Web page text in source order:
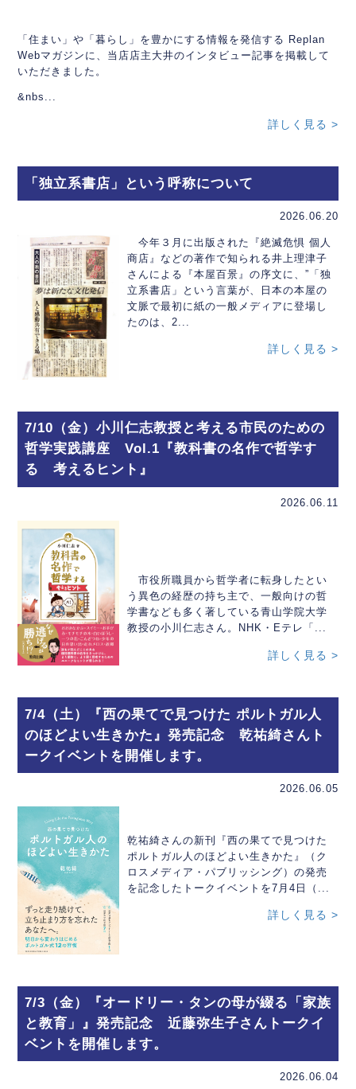
「住まい」や「暮らし」を豊かにする情報を発信する Replan
Webマガジンに、当店店主大井のインタビュー記事を掲載して
いただきました。
&nbs...
詳しく見る >
「独立系書店」という呼称について
2026.06.20
今年３月に出版された『絶滅危惧 個人
商店』などの著作で知られる井上理津子
さんによる『本屋百景』の序文に、”「独
立系書店」という言葉が、日本の本屋の
文脈で最初に紙の一般メディアに登場し
たのは、2...
詳しく見る >
7/10（金）小川仁志教授と考える市民のための
哲学実践講座 Vol.1『教科書の名作で哲学す
る 考えるヒント』
2026.06.11
市役所職員から哲学者に転身したとい
う異色の経歴の持ち主で、一般向けの哲
学書なども多く著している青山学院大学
教授の小川仁志さん。NHK・Eテレ「...
詳しく見る >
7/4（土）『西の果てで見つけた ポルトガル人
のほどよい生きかた』発売記念 乾祐綺さんト
ークイベントを開催します。
2026.06.05
乾祐綺さんの新刊『西の果てで見つけた
ポルトガル人のほどよい生きかた』（ク
ロスメディア・パブリッシング）の発売
を記念したトークイベントを7月4日（...
詳しく見る >
7/3（金）『オードリー・タンの母が綴る「家族
と教育」』発売記念 近藤弥生子さんトークイ
ベントを開催します。
2026.06.04